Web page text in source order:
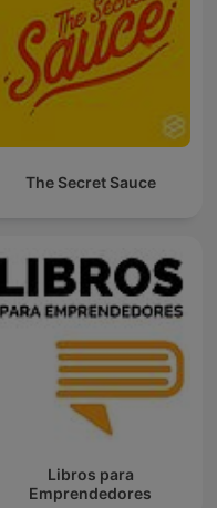
The Secret Sauce
Libros para
Emprendedores